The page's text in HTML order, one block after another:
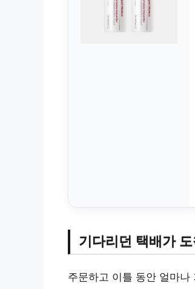
기다리던 택배가
주문하고 이틀 동안 얼마